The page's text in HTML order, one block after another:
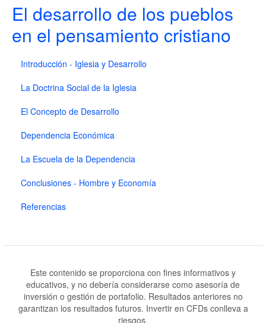
El desarrollo de los pueblos
en el pensamiento cristiano
Introducción - Iglesia y Desarrollo
La Doctrina Social de la Iglesia
El Concepto de Desarrollo
Dependencia Económica
La Escuela de la Dependencia
Conclusiones - Hombre y Economía
Referencias
Este contenido se proporciona con fines informativos y
educativos, y no debería considerarse como asesoría de
inversión o gestión de portafolio. Resultados anteriores no
garantizan los resultados futuros. Invertir en CFDs conlleva a
riesgos.